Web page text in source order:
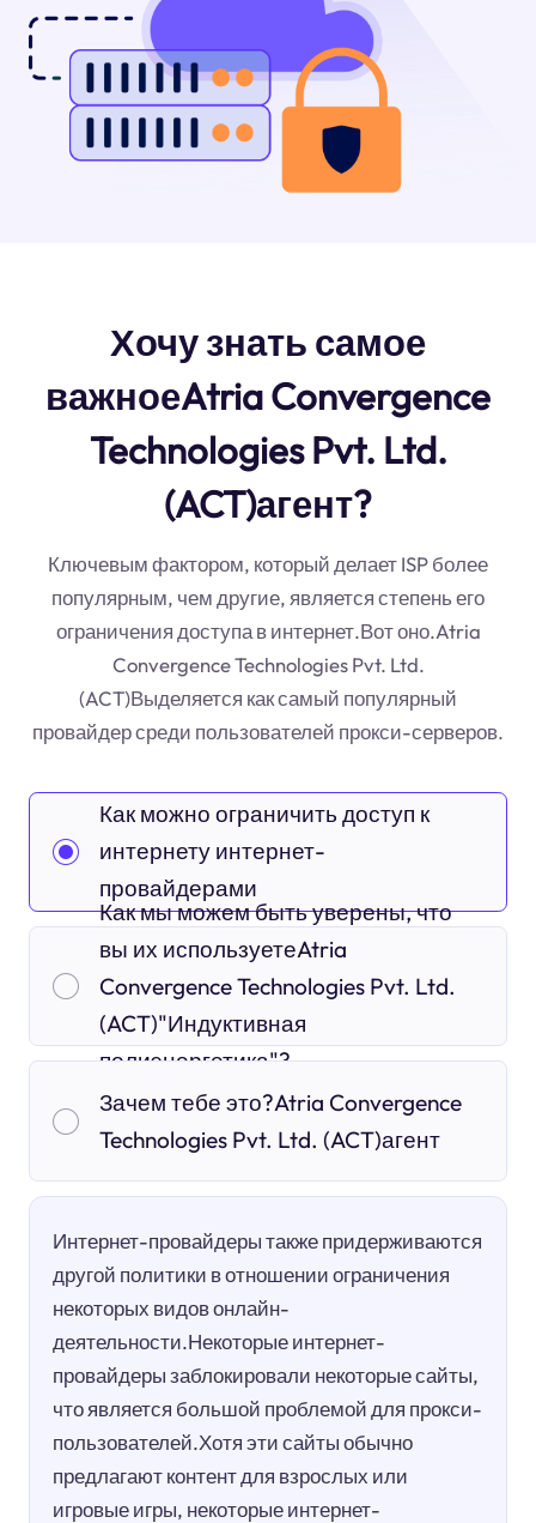
Хочу знать самое
важноеAtria Convergence
Technologies Pvt. Ltd.
(ACT)агент?
Ключевым фактором, который делает ISP более
популярным, чем другие, является степень его
ограничения доступа в интернет.Вот оно.Atria
Convergence Technologies Pvt. Ltd.
(ACT)Выделяется как самый популярный
провайдер среди пользователей прокси-серверов.
Как можно ограничить доступ к
интернету интернет-
провайдерами
Как мы можем быть уверены, что
вы их используетеAtria
Convergence Technologies Pvt. Ltd.
(ACT)"Индуктивная
полиэнергетика"?
Зачем тебе это?Atria Convergence
Technologies Pvt. Ltd. (ACT)агент
Интернет-провайдеры также придерживаются
другой политики в отношении ограничения
некоторых видов онлайн-
деятельности.Некоторые интернет-
провайдеры заблокировали некоторые сайты,
что является большой проблемой для прокси-
пользователей.Хотя эти сайты обычно
предлагают контент для взрослых или
игровые игры, некоторые интернет-